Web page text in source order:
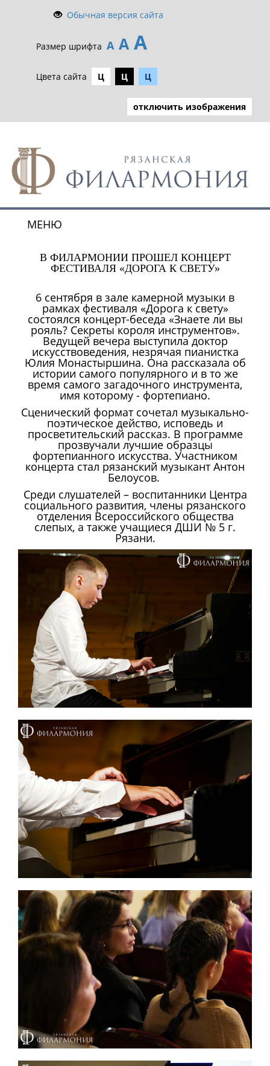
Обычная версия сайта
Размер шрифта А А А
Цвета сайта Ц Ц Ц
отключить изображения
МЕНЮ
В ФИЛАРМОНИИ ПРОШЕЛ КОНЦЕРТ
ФЕСТИВАЛЯ «ДОРОГА К СВЕТУ»
6 сентября в зале камерной музыки в
рамках фестиваля «Дорога к свету»
состоялся концерт-беседа «Знаете ли вы
рояль? Секреты короля инструментов».
Ведущей вечера выступила доктор
искусствоведения, незрячая пианистка
Юлия Монастыршина. Она рассказала об
истории самого популярного и в то же
время самого загадочного инструмента,
имя которому - фортепиано.
Сценический формат сочетал музыкально-
поэтическое действо, исповедь и
просветительский рассказ. В программе
прозвучали лучшие образцы
фортепианного искусства. Участником
концерта стал рязанский музыкант Антон
Белоусов.
Среди слушателей – воспитанники Центра
социального развития, члены рязанского
отделения Всероссийского общества
слепых, а также учащиеся ДШИ № 5 г.
Рязани.